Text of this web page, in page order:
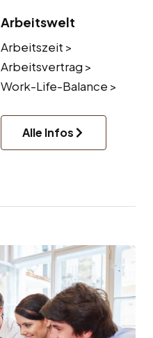
Arbeitswelt
Arbeitszeit >
Arbeitsvertrag >
Work-Life-Balance >
Alle Infos